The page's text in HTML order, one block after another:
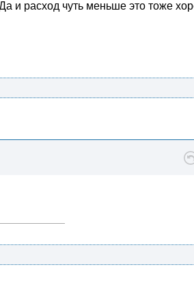
и расход чуть меньше это тоже